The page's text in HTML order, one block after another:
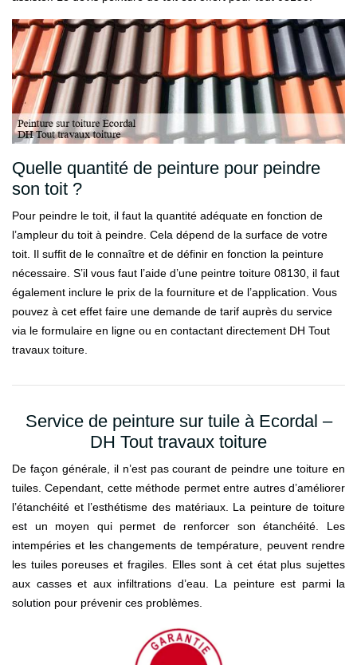
Quelle quantité de peinture pour peindre
son toit ?
Pour peindre le toit, il faut la quantité adéquate en fonction de
l’ampleur du toit à peindre. Cela dépend de la surface de votre
toit. Il suffit de le connaître et de définir en fonction la peinture
nécessaire. S’il vous faut l’aide d’une peintre toiture 08130, il faut
également inclure le prix de la fourniture et de l’application. Vous
pouvez à cet effet faire une demande de tarif auprès du service
via le formulaire en ligne ou en contactant directement DH Tout
travaux toiture.
Service de peinture sur tuile à Ecordal –
DH Tout travaux toiture
De façon générale, il n’est pas courant de peindre une toiture en
tuiles. Cependant, cette méthode permet entre autres d’améliorer
l’étanchéité et l’esthétisme des matériaux. La peinture de toiture
est un moyen qui permet de renforcer son étanchéité. Les
intempéries et les changements de température, peuvent rendre
les tuiles poreuses et fragiles. Elles sont à cet état plus sujettes
aux casses et aux infiltrations d’eau. La peinture est parmi la
solution pour prévenir ces problèmes.